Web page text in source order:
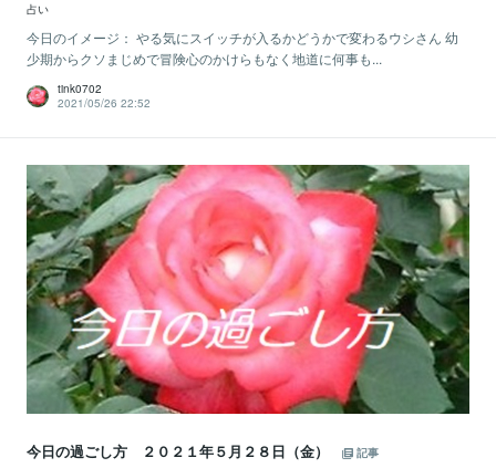
占い
今日のイメージ： やる気にスイッチが入るかどうかで変わるウシさん 幼
少期からクソまじめで冒険心のかけらもなく地道に何事も...
tink0702
2021/05/26 22:52
今日の過ごし方 ２０２１年５月２８日（金）
記事